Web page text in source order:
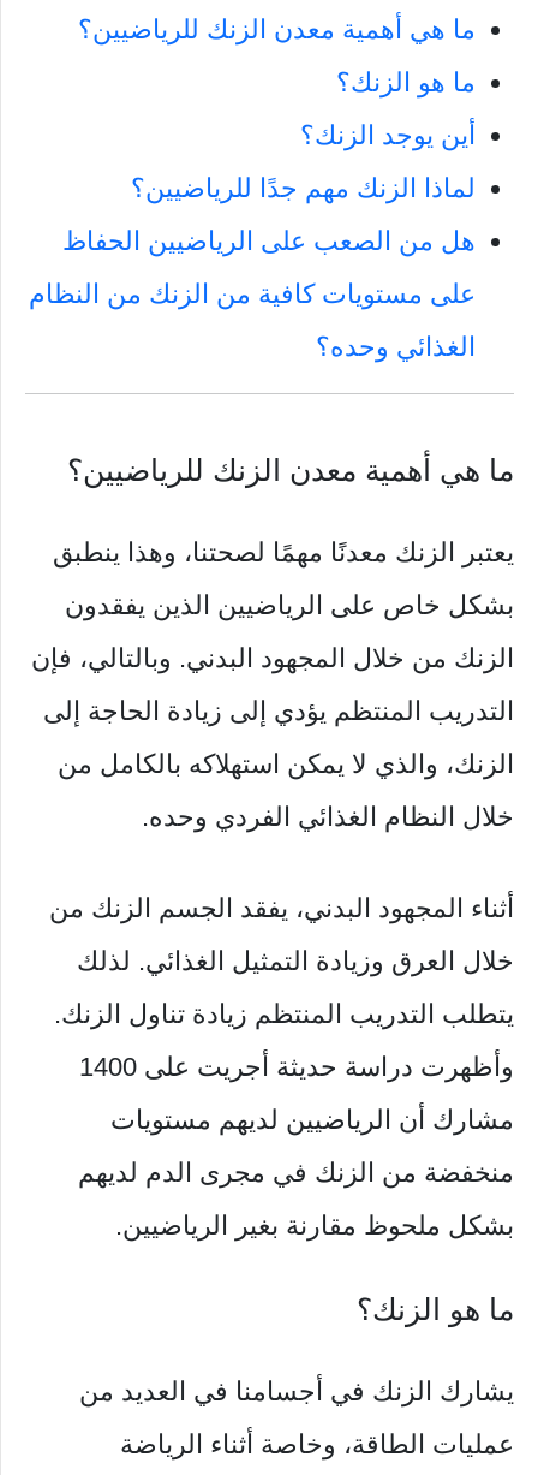
ما هي أهمية معدن الزنك للرياضيين؟
ما هو الزنك؟
أين يوجد الزنك؟
لماذا الزنك مهم جدًا للرياضيين؟
هل من الصعب على الرياضيين الحفاظ
على مستويات كافية من الزنك من النظام
الغذائي وحده؟
ما هي أهمية معدن الزنك للرياضيين؟
يعتبر الزنك معدنًا مهمًا لصحتنا، وهذا ينطبق
بشكل خاص على الرياضيين الذين يفقدون
الزنك من خلال المجهود البدني. وبالتالي، فإن
التدريب المنتظم يؤدي إلى زيادة الحاجة إلى
الزنك، والذي لا يمكن استهلاكه بالكامل من
خلال النظام الغذائي الفردي وحده.
أثناء المجهود البدني، يفقد الجسم الزنك من
خلال العرق وزيادة التمثيل الغذائي. لذلك
يتطلب التدريب المنتظم زيادة تناول الزنك.
وأظهرت دراسة حديثة أجريت على 1400
مشارك أن الرياضيين لديهم مستويات
منخفضة من الزنك في مجرى الدم لديهم
بشكل ملحوظ مقارنة بغير الرياضيين.
ما هو الزنك؟
يشارك الزنك في أجسامنا في العديد من
عمليات الطاقة، وخاصة أثناء الرياضة